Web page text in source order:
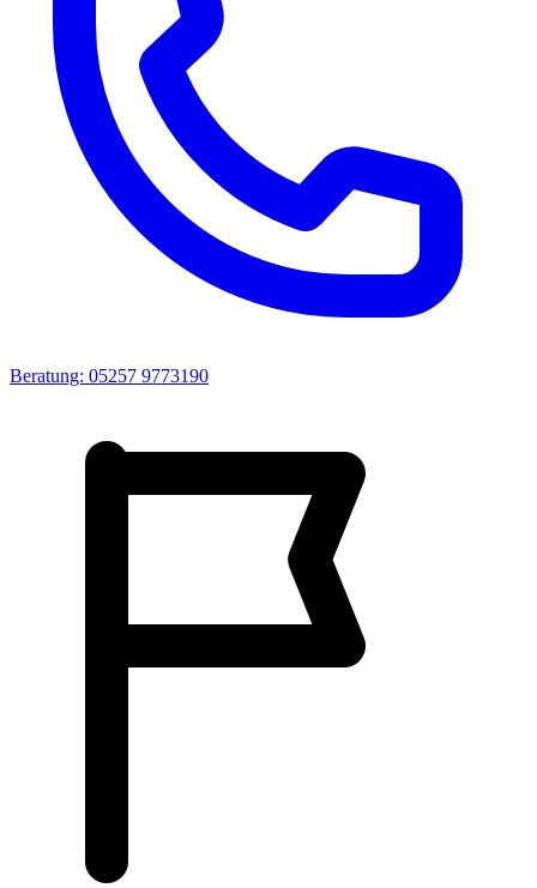
Beratung: 05257 9773190